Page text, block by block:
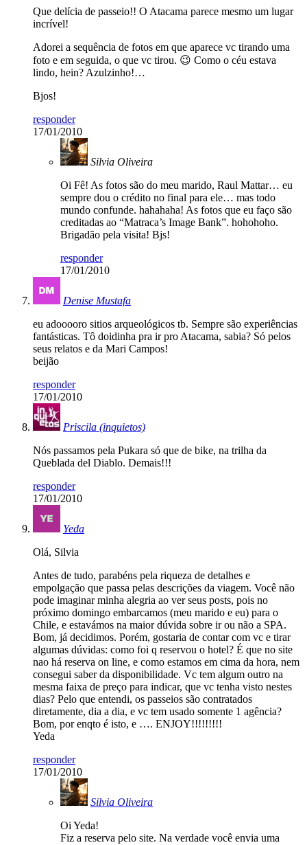
Que delícia de passeio!! O Atacama parece mesmo um lugar
incrível!
Adorei a sequência de fotos em que aparece vc tirando uma
foto e em seguida, o que vc tirou. 😉 Como o céu estava
lindo, hein? Azulzinho!…
Bjos!
responder
17/01/2010
Silvia Oliveira
Oi Fê! As fotos são do meu marido, Raul Mattar… eu
sempre dou o crédito no final para ele… mas todo
mundo confunde. hahahaha! As fotos que eu faço são
creditadas ao “Matraca’s Image Bank”. hohohoho.
Brigadão pela visita! Bjs!
responder
17/01/2010
Denise Mustafa
eu adooooro sitios arqueológicos tb. Sempre são experiências
fantásticas. Tô doidinha pra ir pro Atacama, sabia? Só pelos
seus relatos e da Mari Campos!
beijão
responder
17/01/2010
Priscila (inquietos)
Nós passamos pela Pukara só que de bike, na trilha da
Queblada del Diablo. Demais!!!
responder
17/01/2010
Yeda
Olá, Silvia
Antes de tudo, parabéns pela riqueza de detalhes e
empolgação que passa pelas descrições da viagem. Você não
pode imaginar minha alegria ao ver seus posts, pois no
próximo domingo embarcamos (meu marido e eu) para o
Chile, e estavámos na maior dúvida sobre ir ou não a SPA.
Bom, já decidimos. Porém, gostaria de contar com vc e tirar
algumas dúvidas: como foi q reservou o hotel? É que no site
nao há reserva on line, e como estamos em cima da hora, nem
consegui saber da disponibilidade. Vc tem algum outro na
mesma faixa de preço para indicar, que vc tenha visto nestes
dias? Pelo que entendi, os passeios são contratados
diretamente, dia a dia, e vc tem usado somente 1 agência?
Bom, por enqto é isto, e …. ENJOY!!!!!!!!!
Yeda
responder
17/01/2010
Silvia Oliveira
Oi Yeda!
Fiz a reserva pelo site. Na verdade você envia uma